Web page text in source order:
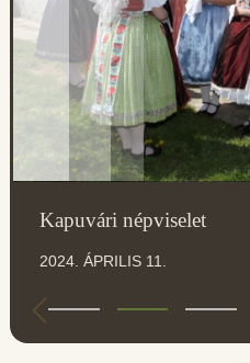
Kapuvári népviselet
2024. ÁPRILIS 11.